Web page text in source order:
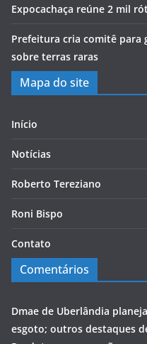
Expocachaça reúne 2 mil
Prefeitura cria comitê
sobre terras raras
Mapa do site
Início
Notícias
Roberto Tereziano
Roni Bispo
Contato
Comentários
Dmae de Uberlândia
esgoto; outros destaques